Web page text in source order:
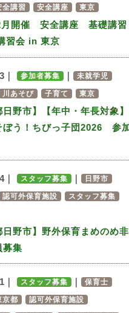
全講習 安全講座 東京
月開催 安全講座 基礎講習
習会 in 東京
参加者募集 未就学児
川あそび 子育て 東京
日野市】【年中・年長対象】
ぼう！ちびっ子団2026 参
スタッフ募集 日野市
認可外保育施設 スタッフ募集
日野市】野外保育まめのめ非
募集
スタッフ募集 保育士
京都 認可外保育施設